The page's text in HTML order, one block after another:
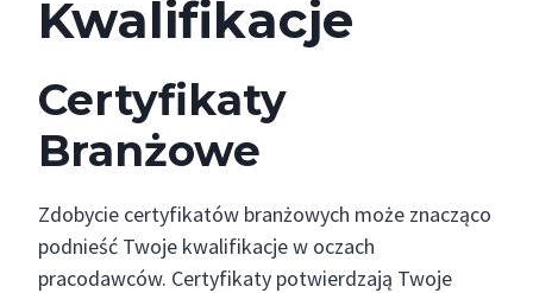
Kwalifikacje
Certyfikaty
Branżowe
Zdobycie certyfikatów branżowych może znacząco
podnieść Twoje kwalifikacje w oczach
pracodawców. Certyfikaty potwierdzają Twoje